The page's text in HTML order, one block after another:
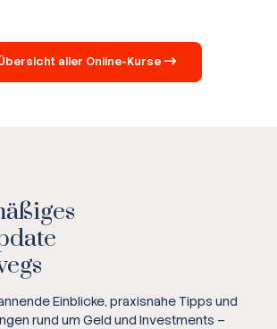
aller Online-Kurse
Einblicke, praxisnahe Tipps und
rund um Geld und Investments –